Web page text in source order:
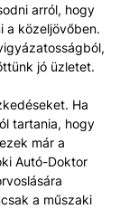
arról, hogy
a közeljövőben.
jó üzletet.
Ha
tartania, hogy
már a
Autó-Doktor
a műszaki